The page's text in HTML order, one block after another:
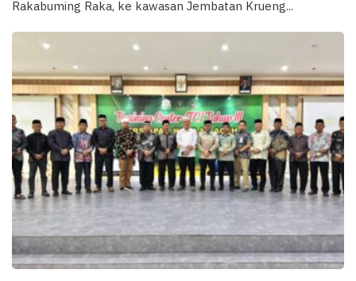
Rakabuming Raka, ke kawasan Jembatan Krueng...